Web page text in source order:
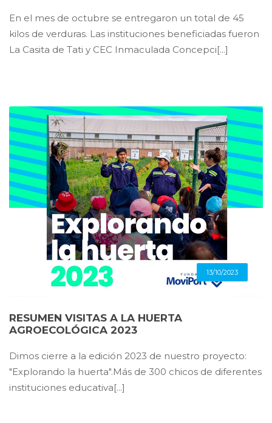
En el mes de octubre se entregaron un total de 45
kilos de verduras. Las instituciones beneficiadas fueron
La Casita de Tati y CEC Inmaculada Concepci[...]
13/10/2023
RESUMEN VISITAS A LA HUERTA
AGROECOLÓGICA 2023
Dimos cierre a la edición 2023 de nuestro proyecto:
"Explorando la huerta".Más de 300 chicos de diferentes
instituciones educativa[...]